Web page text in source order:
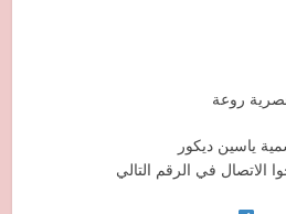
روعة
ياسين ديكور
الاتصال في الرقم التالي